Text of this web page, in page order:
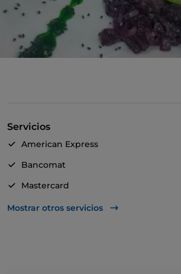
Servicios
American Express
Bancomat
Mastercard
Visa
Mostrar otros servicios